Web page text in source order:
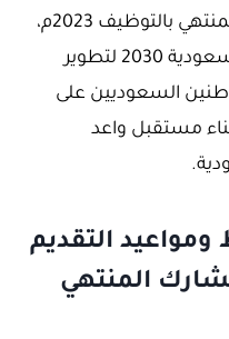
بينها برنامج الدبلوم المشارك المنتهي بالتوظيف 2023م،
وكما هو معلوم أطلقت رؤية السعودية 2030 لتطوير
السعوديين على
مستقبل واعد
التقديم
المنتهي